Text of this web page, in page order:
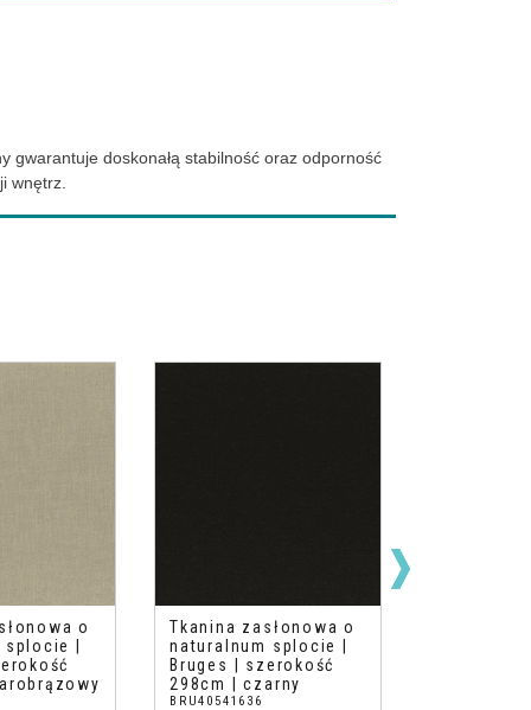
gwarantuje doskonałą stabilność oraz odporność
wnętrz.
o
|
Tkanina zasłonowa o
naturalnum splocie |
Bruges | szerokość
298cm | czarny
BRU40541636